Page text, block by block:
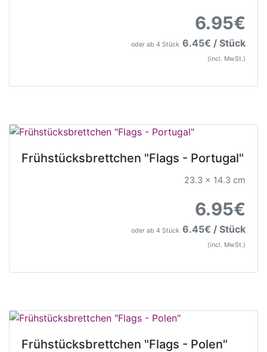
6.95€
oder ab 4 Stück 6.45€ / Stück
(incl. MwSt.)
Frühstücksbrettchen "Flags - Portugal"
23.3 x 14.3 cm
6.95€
oder ab 4 Stück 6.45€ / Stück
(incl. MwSt.)
Frühstücksbrettchen "Flags - Polen"